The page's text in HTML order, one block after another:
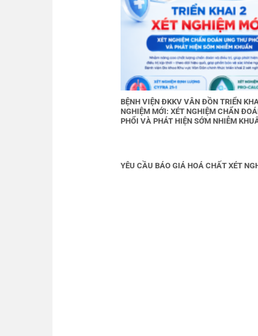
BỆNH VIỆN ĐKKV VÂN ĐỒN TRIỂN
NGHIỆM MỚI: XÉT NGHIỆM CHẨN
PHỔI VÀ PHÁT HIỆN SỚM NHIỄM
YÊU CẦU BÁO GIÁ HOÁ CHẤT XÉT